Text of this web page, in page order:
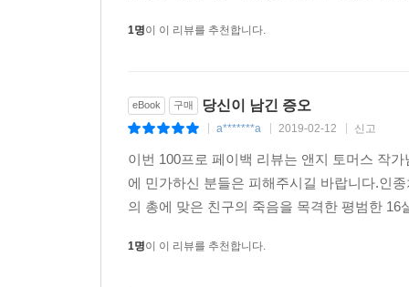
1명이 이 리뷰를 추천합니다.
eBook 구매 당신이 남긴 증오
a*******a 2019-02-12 신고
이번 100프로 페이백 리뷰는 앤지 토머스 작
에 민가하신 분들은 피해주시길 바랍니다.인
의 총에 맞은 친구의 죽음을 목격한 평범한
1명이 이 리뷰를 추천합니다.